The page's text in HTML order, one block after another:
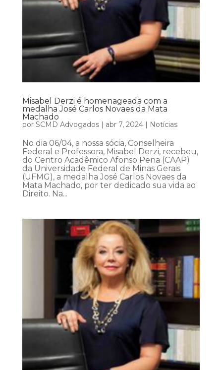
Misabel Derzi é homenageada com a
medalha José Carlos Novaes da Mata
Machado
por SCMD Advogados| abr 7, 2024| Notícias
No dia 06/04, a nossa sócia, Conselheira
Federal e Professora, Misabel Derzi, recebeu,
do Centro Acadêmico Afonso Pena (CAAP)
da Universidade Federal de Minas Gerais
(UFMG), a medalha José Carlos Novaes da
Mata Machado, por ter dedicado sua vida ao
Direito. Na...